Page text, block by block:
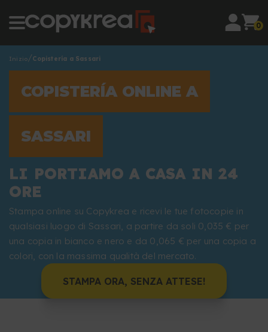
0
Inizio Copistería a Sassari
COPISTERÍA ONLINE A
SASSARI
LI PORTIAMO A CASA IN 24
ORE
Stampa online su Copykrea e ricevi le tue fotocopie in
qualsiasi luogo di Sassari, a partire da soli 0,035 € per
una copia in bianco e nero e da 0,065 € per una copia a
colori, con la massima qualità del mercato.
STAMPA ORA, SENZA ATTESE!